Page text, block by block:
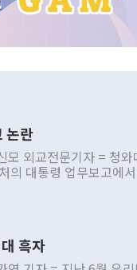
논란
모 외교전문기자 = 청와
의 대통령 업무보고에
조율을 거치지 않은 사
비현실적 구상'이라는
발언이 물의를 빚은 적
흑자